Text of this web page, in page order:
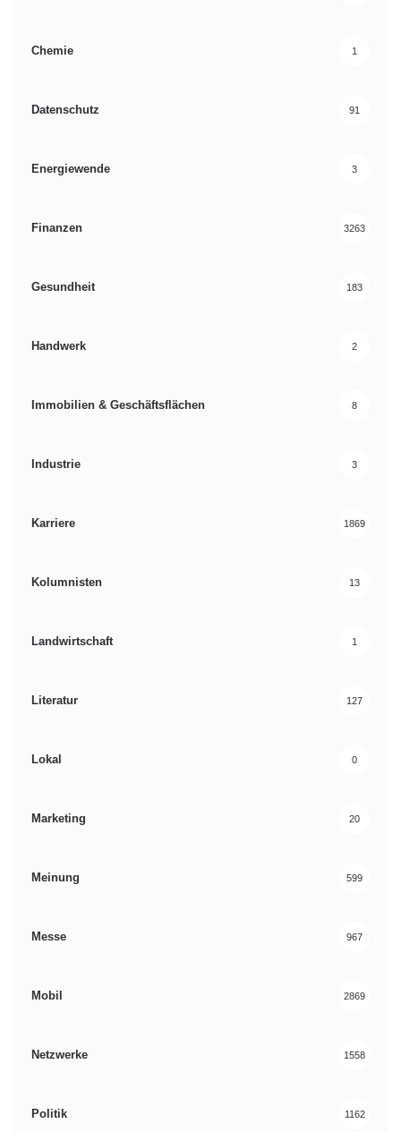
Chemie 1
Datenschutz 91
Energiewende 3
Finanzen 3263
Gesundheit 183
Handwerk 2
Immobilien & Geschäftsflächen 8
Industrie 3
Karriere 1869
Kolumnisten 13
Landwirtschaft 1
Literatur 127
Lokal 0
Marketing 20
Meinung 599
Messe 967
Mobil 2869
Netzwerke 1558
Politik 1162